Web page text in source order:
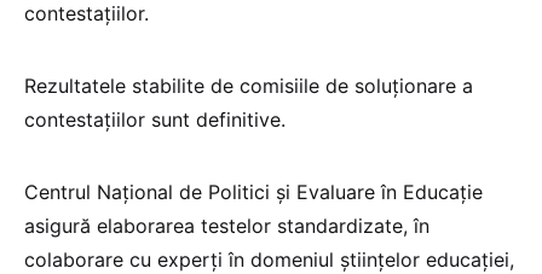
contestațiilor.
Rezultatele stabilite de comisiile de soluționare a
contestațiilor sunt definitive.
Centrul Național de Politici și Evaluare în Educație
asigură elaborarea testelor standardizate, în
colaborare cu experți în domeniul științelor educației,